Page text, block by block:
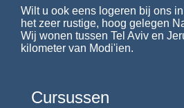
Wilt u ook eens logeren bij ons
het zeer rustige, hoog gelegen
Wij wonen tussen Tel Aviv en
kilometer van Modi'ien.
Cursussen